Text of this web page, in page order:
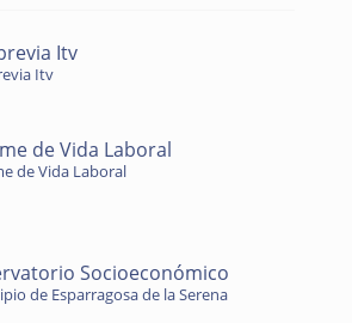
Itv
Itv
de Vida Laboral
de Vida Laboral
Socioeconómico
de Esparragosa de la Serena